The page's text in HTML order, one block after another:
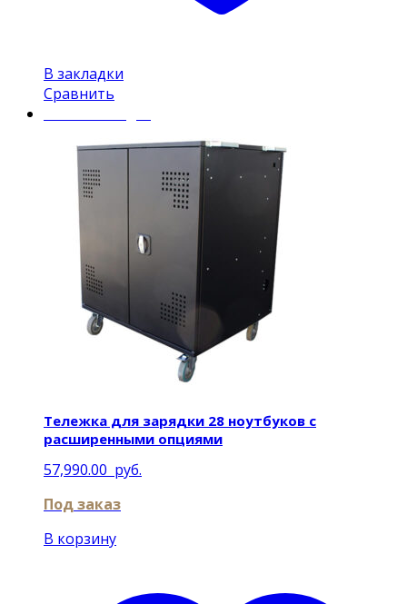
В закладки
Сравнить
Тележка для зарядки 28 ноутбуков с
расширенными опциями
57,990.00 руб.
Под заказ
В корзину